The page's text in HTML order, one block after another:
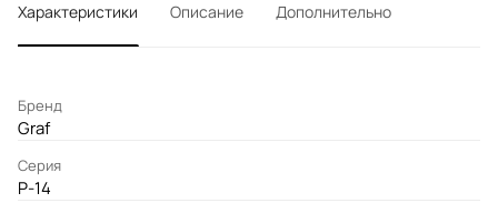
Характеристики Описание Дополнительно
Бренд
Graf
Серия
P-14